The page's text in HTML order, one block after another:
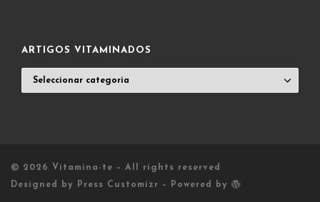
ARTIGOS VITAMINADOS
VITAMINADOS
© 2026 Vitamina-te – All rights reserved
Designed by
Press Customizr – Powered by